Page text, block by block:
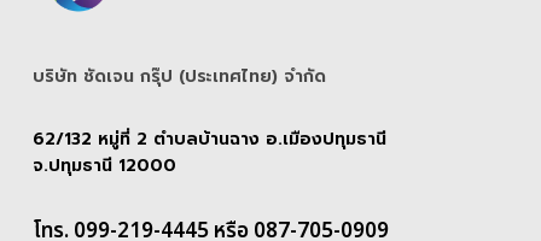
บริษัท ชัดเจน กรุ๊ป (ประเทศไทย) จํากัด
62/132 หมู่ที่ 2 ตำบลบ้านฉาง อ.เมืองปทุมธานี
จ.ปทุมธานี 12000
โทร. 099-219-4445 หรือ 087-705-0909